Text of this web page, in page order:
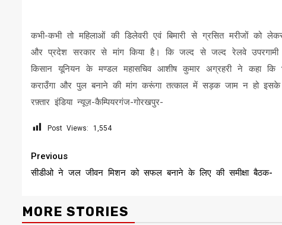
कभी-कभी तो महिलाओं की डिलेवरी एवं बिमारी से ग्रसित मरीजों
और प्रदेश सरकार से मांग किया है। कि जल्द से जल्द रेलवे उपरगामी
किसान यूनियन के मण्डल महासचिव आशीष कुमार अग्रहरी ने कहा
कराउँगा और पुल बनाने की मांग करूंगा तत्काल में सड़क जाम न हो इसके
रफ़्तार इंडिया न्यूज़-कैम्पियरगंज-गोरखपुर-
Post Views: 1,554
Continue
Reading
Previous
सीडीओ ने जल जीवन मिशन को सफल बनाने के लिए की समीक्षा बैठक-
MORE STORIES